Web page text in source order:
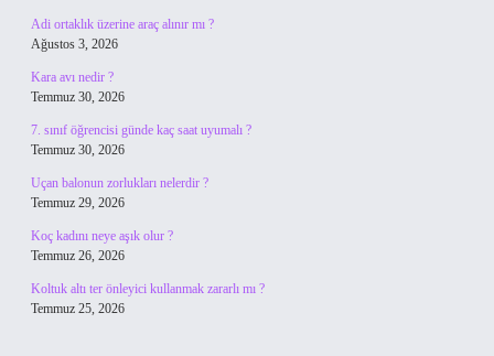
Adi ortaklık üzerine araç alınır mı ?
Ağustos 3, 2026
Kara avı nedir ?
Temmuz 30, 2026
7. sınıf öğrencisi günde kaç saat uyumalı ?
Temmuz 30, 2026
Uçan balonun zorlukları nelerdir ?
Temmuz 29, 2026
Koç kadını neye aşık olur ?
Temmuz 26, 2026
Koltuk altı ter önleyici kullanmak zararlı mı ?
Temmuz 25, 2026